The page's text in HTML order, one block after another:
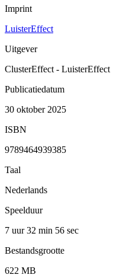
Imprint
LuisterEffect
Uitgever
ClusterEffect - LuisterEffect
Publicatiedatum
30 oktober 2025
ISBN
9789464939385
Taal
Nederlands
Speelduur
7 uur 32 min 56 sec
Bestandsgrootte
622 MB